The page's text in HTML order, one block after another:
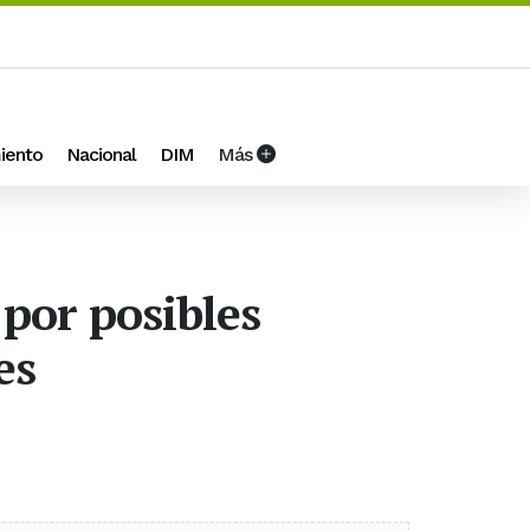
Nacional DIM Más
posibles